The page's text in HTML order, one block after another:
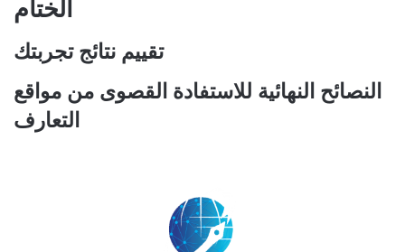
الختام
تقييم نتائج تجربتك
النصائح النهائية للاستفادة القصوى من مواقع
التعارف